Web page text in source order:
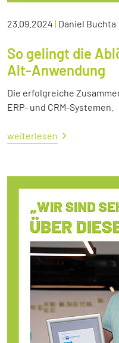
23.09.2024 | Daniel Buchta
So gelingt die
Alt-Anwendung
Die erfolgreiche
ERP- und CRM-Systemen.
weiterlesen